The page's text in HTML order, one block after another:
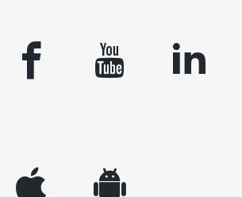
facebook youtube linkedin
appleinc android